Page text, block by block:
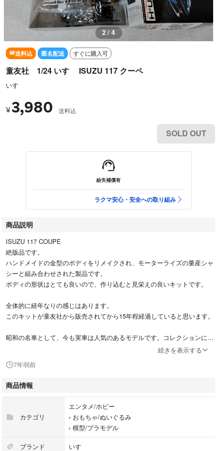
2 / 4
送料込 匿名配送 すぐに購入可
童友社 1/24 いすゞ ISUZU 117 クーペ
いすゞ
¥3,980 送料込
SOLD OUT
紛失補償有
ラクマ安心・安全への取り組み
商品説明
ISUZU 117 COUPE
絶版品です。
ハンドメイドの金型のボディをリメイクされ、モーターライズの量産シャ
シーと組み合わせされた製品です。
ボディの形状はとても良いので、作り込むと見栄えの良いキットです。
全体的に経年なりの感じはあります。
このキットが童友社から販売されてから15年程経過していると思います。
昭和の名車として、今も実車は人気のあるモデルです。コレクションにい
ご理解いただける方にお願いいたします。
続きを表示する
7年弱前
商品情報
カテゴリ
エンタメ/ホビー
› おもちゃ/ぬいぐるみ
› 模型/プラモデル
ブランド いすゞ